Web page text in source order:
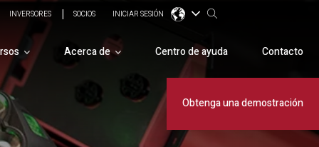
INVERSORES SOCIOS INICIAR SESIÓN
Acerca de Centro de ayuda Contacto
Obtenga una demostración